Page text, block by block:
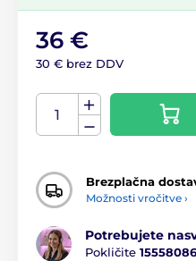
36 €
30 € brez DDV
Brezplačna
Možnosti vročitve ›
Potrebujete
Pokličite